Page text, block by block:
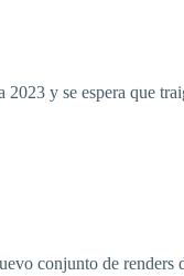
y se espera que
conjunto de renders